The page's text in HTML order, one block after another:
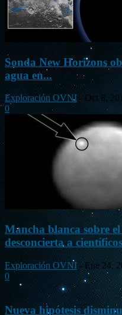
Sonda New Horizons
agua en...
Exploración OVNI - Oct 8,
0
Mancha blanca sobre
desconcierta a científicos
Exploración OVNI - Ene 24,
0
Nueva hipótesis